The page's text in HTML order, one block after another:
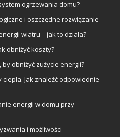
ogrzewania domu?
i oszczędne rozwiązanie
wiatru – jak to działa?
obniżyć koszty?
obniżyć zużycie energii?
Jak znaleźć odpowiednie
energii w domu przy
i możliwości